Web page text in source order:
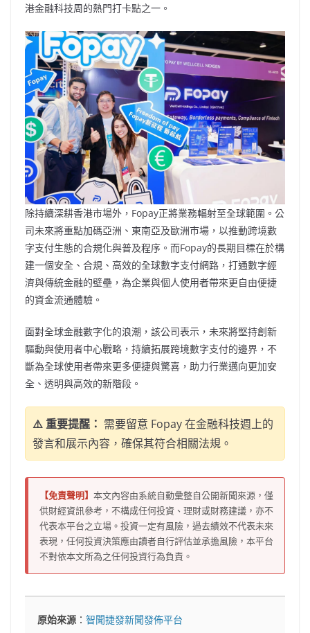
港金融科技周的熱門打卡點之一。
除持續深耕香港市場外，Fopay正將業務輻射至全球範圍。公
司未來將重點加碼亞洲、東南亞及歐洲市場，以推動跨境數
字支付生態的合規化與普及程序。而Fopay的長期目標在於構
建一個安全、合規、高效的全球數字支付網路，打通數字經
濟與傳統金融的壁壘，為企業與個人使用者帶來更自由便捷
的資金流通體驗。
面對全球金融數字化的浪潮，該公司表示，未來將堅持創新
驅動與使用者中心戰略，持續拓展跨境數字支付的邊界，不
斷為全球使用者帶來更多便捷與驚喜，助力行業邁向更加安
全、透明與高效的新階段。
⚠️ 重要提醒： 需要留意 Fopay 在金融科技週上的
發言和展示內容，確保其符合相關法規。
【免責聲明】 本文內容由系統自動彙整自公開新聞來源，僅
供財經資訊參考，不構成任何投資、理財或財務建議，亦不
代表本平台之立場。投資一定有風險，過去績效不代表未來
表現，任何投資決策應由讀者自行評估並承擔風險，本平台
不對依本文所為之任何投資行為負責。
原始來源 ：智聞捷發新聞發佈平台